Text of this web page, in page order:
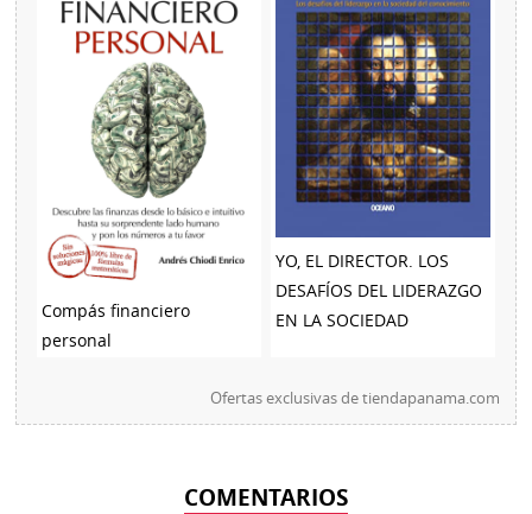
Compás financiero
personal
YO, EL DIRECTOR. LOS
DESAFÍOS DEL LIDERAZGO
EN LA SOCIEDAD
Ofertas exclusivas detiendapanama.com
COMENTARIOS